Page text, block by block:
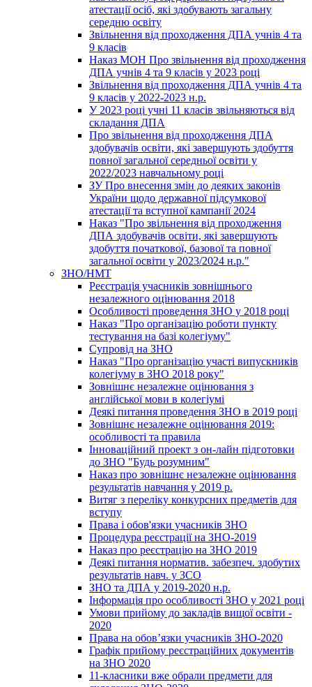
атестації осіб, які здобувають загальну
середню освіту
Звільнення від проходження ДПА учнів 4 та
9 класів
Наказ МОН Про звільнення від проходження
ДПА учнів 4 та 9 класів у 2023 році
Звільнення від проходження ДПА учнів 4 та
9 класів у 2022-2023 н.р.
У 2023 році учні 11 класів звільняються від
складання ДПА
Про звільнення від проходження ДПА
здобувачів освіти, які завершують здобуття
повної загальної середньої освіти у
2022/2023 навчальному році
ЗУ Про внесення змін до деяких законів
України щодо державної підсумкової
атестації та вступної кампанії 2024
Наказ "Про звільнення від проходження
ДПА здобувачів освіти, які завершують
здобуття початкової, базової та повної
загальної освіти у 2023/2024 н.р."
ЗНО/НМТ
Реєстрація учасників зовнішнього
незалежного оцінювання 2018
Особливості проведення ЗНО у 2018 році
Наказ "Про організацію роботи пункту
тестування на базі колегіуму"
Супровід на ЗНО
Наказ "Про організацію участі випускників
колегіуму в ЗНО 2018 року"
Зовнішнє незалежне оцінювання з
англійської мови в колегіумі
Деякі питання проведення ЗНО в 2019 році
Зовнішнє незалежне оцінювання 2019:
особливості та правила
Інноваційний проект з он-лайн підготовки
до ЗНО "Будь розумним"
Наказ про зовнішнє незалежне оцінювання
результатів навчання у 2019 р.
Витяг з переліку конкурсних предметів для
вступу
Права і обов'язки учасників ЗНО
Процедура реєстрації на ЗНО-2019
Наказ про реєстрацію на ЗНО 2019
Деякі питання норматив. забезпеч. здобутих
результатів навч. у ЗСО
ЗНО та ДПА у 2019-2020 н.р.
Інформація про особливості ЗНО у 2021 році
Умови прийому до закладів вищої освіти -
2020
Права на обов’язки учасників ЗНО-2020
Графік прийому реєстраційних документів
на ЗНО 2020
11-класники вже обрали предмети для